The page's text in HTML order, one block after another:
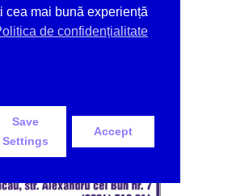
cea mai bună experiență
de confidențialitate
Save
Settings
Accept